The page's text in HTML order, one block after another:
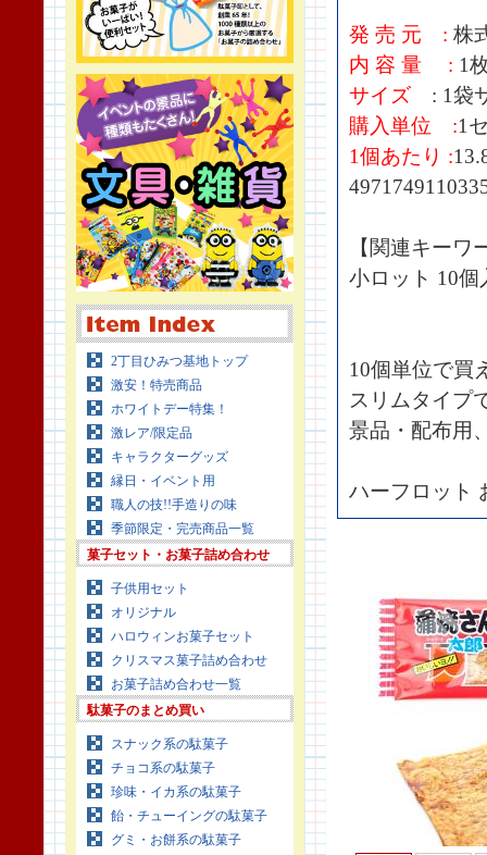
2丁目ひみつ基地トップ
激安！特売商品
ホワイトデー特集！
激レア/限定品
キャラクターグッズ
縁日・イベント用
職人の技!!手造りの味
季節限定・完売商品一覧
菓子セット・お菓子詰め合わせ
子供用セット
オリジナル
ハロウィンお菓子セット
クリスマス菓子詰め合わせ
お菓子詰め合わせ一覧
駄菓子のまとめ買い
スナック系の駄菓子
チョコ系の駄菓子
珍味・イカ系の駄菓子
飴・チューイングの駄菓子
グミ・お餅系の駄菓子
発 売 元 : 株
内 容 量 : 1
サイズ : 1袋
購入単位 :1
1個あたり :
【関連キーワ
小ロット 10個
10個単位で買
スリムタイプ
景品・配布用
ハーフロット